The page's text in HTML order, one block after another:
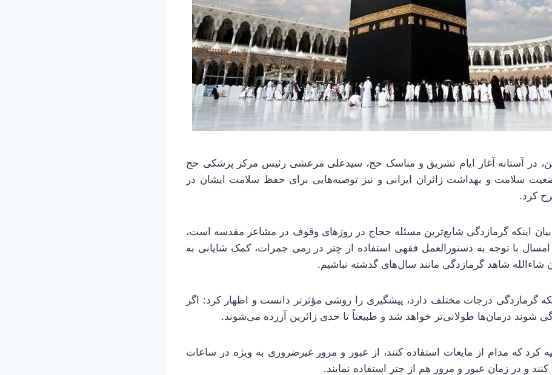
در آستانه آغاز ایام تشریق و مناسک حج، سیدعلی مرعشی رئیس مرکز پزشکی حج
سلامت و بهداشت زائران ایرانی و نیز توصیه‌هایی برای حفظ سلامت ایشان در
کرد.
اینکه گرمازدگی شایع‌ترین مسئله حجاج در روزهای وقوف در مشاعر مقدسه است،
امسال با توجه به دستورالعمل فقهی استفاده از چتر در رمی جمرات، کمک شایانی به
شاهد گرمازدگی مانند سال‌های گذشته نباشیم.
گرمازدگی درجات مختلف دارد، پیشگیری را روشی مؤثرتر دانست و اظهار کرد: اگر
شوند درمان‌ها طولانی‌تر خواهد شد و طبیعتاً تا حدی زائرین آزرده می‌شوند.
کرد که مدام از مایعات استفاده کنند، از عبور و مرور غیرضروری به ویژه در ساعات
و در زمان عبور و مرور هم از چتر استفاده نمایند.